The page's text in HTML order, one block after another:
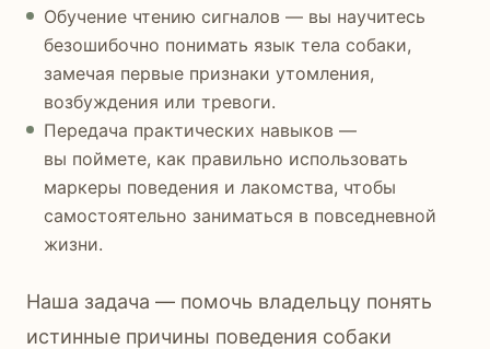
Обучение чтению сигналов — вы научитесь
безошибочно понимать язык тела собаки,
замечая первые признаки утомления,
возбуждения или тревоги.
Передача практических навыков —
вы поймете, как правильно использовать
маркеры поведения и лакомства, чтобы
самостоятельно заниматься в повседневной
жизни.
Наша задача — помочь владельцу понять
истинные причины поведения собаки